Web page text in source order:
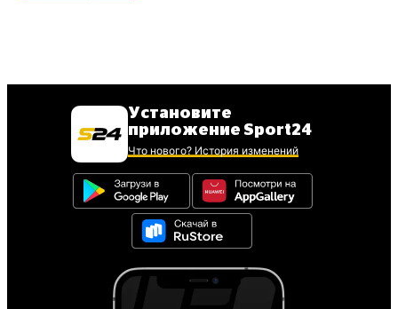
Установите
приложение Sport24
Что нового? История изменений